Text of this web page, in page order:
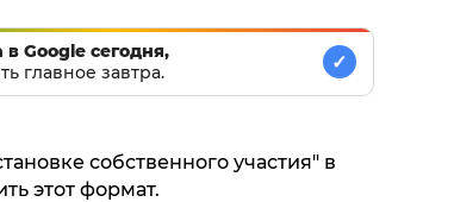
Google сегодня,
главное завтра.
✓
собственного участия" в
этот формат.